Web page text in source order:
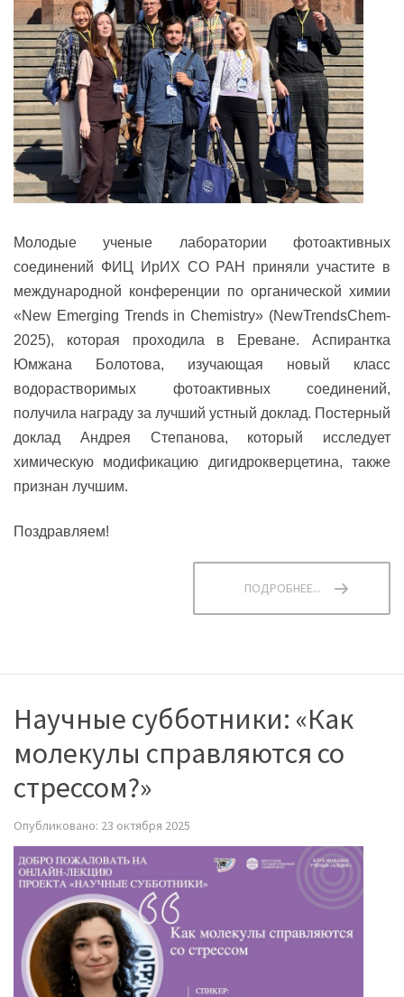
Молодые ученые лаборатории фотоактивных
соединений ФИЦ ИрИХ СО РАН приняли участите в
международной конференции по органической химии
«New Emerging Trends in Chemistry» (NewTrendsChem-
2025), которая проходила в Ереване. Аспирантка
Юмжана Болотова, изучающая новый класс
водорастворимых фотоактивных соединений,
получила награду за лучший устный доклад. Постерный
доклад Андрея Степанова, который исследует
химическую модификацию дигидрокверцетина, также
признан лучшим.
Поздравляем!
ПОДРОБНЕЕ...
Научные субботники: «Как
молекулы справляются со
стрессом?»
Опубликовано: 23 октября 2025